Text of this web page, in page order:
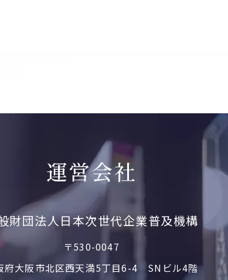
運営会社
財団法人日本次世代企業普及機構
〒530-0047
府大阪市北区西天満5丁目6-4 SNビル4階